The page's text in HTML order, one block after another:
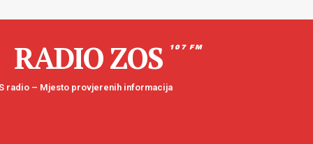
RADIO ZOS 107 FM
radio – Mjesto provjerenih informacija